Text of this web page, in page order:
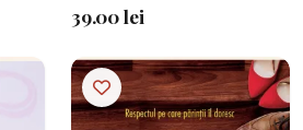
scrie
39.00 lei